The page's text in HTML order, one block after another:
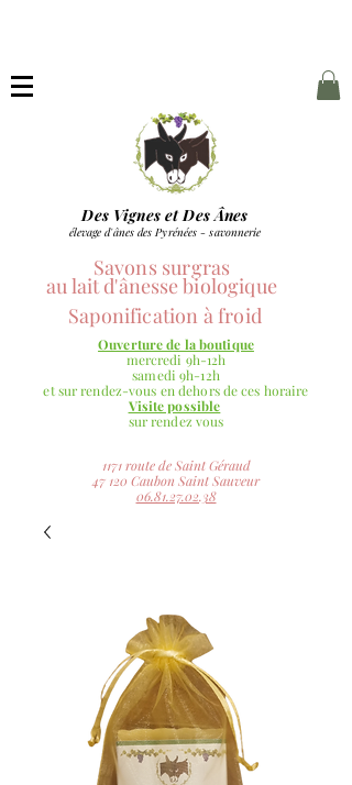
Des Vignes et Des Ânes
élevage d'ânes des Pyrénées - savonnerie
Savons surgras
au laitd'ânessebiologique
Saponification à froid
Ouverture de la boutique
mercredi 9h-12h
samedi 9h-12h
et sur rendez-vous en dehors de ces horaire
Visite possible
sur rendez vous
1171 route de Saint Géraud
47 120 Caubon Saint Sauveur
06.81.27.02.38